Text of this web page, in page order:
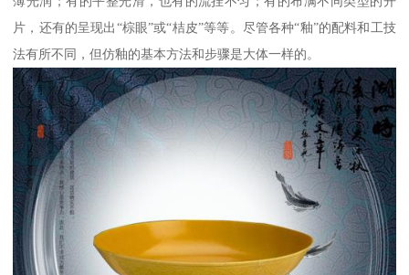
片，还有的呈现出“棕眼”或“桔皮”等等。尽管各种“釉”的配料和工技
法有所不同，但仿釉的基本方法和步骤是大体一样的。